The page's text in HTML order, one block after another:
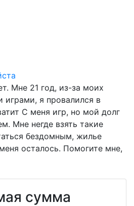
Мне 21 год, из-за моих
играми, я провалился в
С меня игр, но мой долг
Мне негде взять такие
бездомным, жилье
осталось. Помогите мне,
сумма